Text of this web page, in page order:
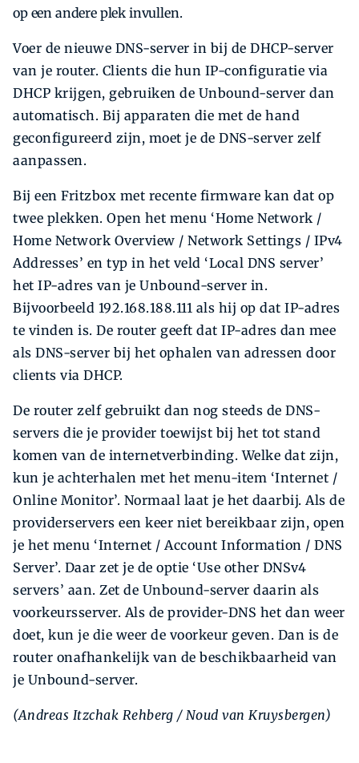
op een andere plek invullen.
Voer de nieuwe DNS-server in bij de DHCP-server
van je router. Clients die hun IP-configuratie via
DHCP krijgen, gebruiken de Unbound-server dan
automatisch. Bij apparaten die met de hand
geconfigureerd zijn, moet je de DNS-server zelf
aanpassen.
Bij een Fritzbox met recente firmware kan dat op
twee plekken. Open het menu ‘Home Network /
Home Network Overview / Network Settings / IPv4
Addresses’ en typ in het veld ‘Local DNS server’
het IP-adres van je Unbound-server in.
Bijvoorbeeld 192.168.188.111 als hij op dat IP-adres
te vinden is. De router geeft dat IP-adres dan mee
als DNS-server bij het ophalen van adressen door
clients via DHCP.
De router zelf gebruikt dan nog steeds de DNS-
servers die je provider toewijst bij het tot stand
komen van de internetverbinding. Welke dat zijn,
kun je achterhalen met het menu-item ‘Internet /
Online Monitor’. Normaal laat je het daarbij. Als de
providerservers een keer niet bereikbaar zijn, open
je het menu ‘Internet / Account Information / DNS
Server’. Daar zet je de optie ‘Use other DNSv4
servers’ aan. Zet de Unbound-server daarin als
voorkeursserver. Als de provider-DNS het dan weer
doet, kun je die weer de voorkeur geven. Dan is de
router onafhankelijk van de beschikbaarheid van
je Unbound-server.
(Andreas Itzchak Rehberg / Noud van Kruysbergen)